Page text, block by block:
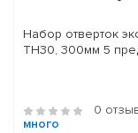
Набор отверток
TH30, 300мм 5
0
много